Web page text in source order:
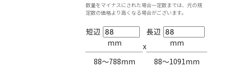
数量をマイナスにされた場合一定数までは、元の規
定数の価格より高くなる場合がございます。
短辺
mm
88〜788mm
x
長辺
mm
88〜1091mm